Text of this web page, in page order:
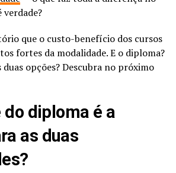
verdade?
que o custo-benefício dos cursos
fortes da modalidade. E o diploma?
duas opções? Descubra no próximo
diploma é a
as duas